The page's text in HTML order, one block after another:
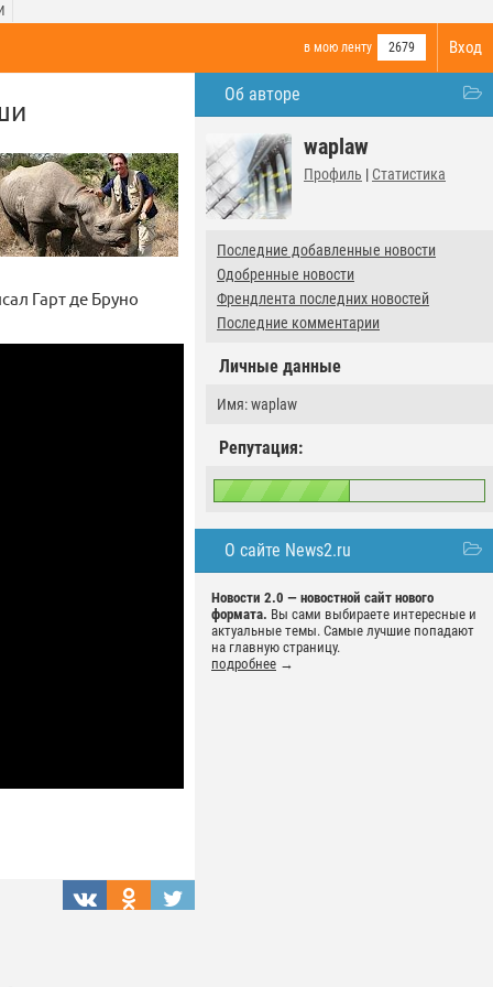
Вход
в мою ленту 2679
Об авторе
waplaw
Профиль | Статистика
Последние добавленные новости
Одобренные новости
Френдлента последних новостей
Последние комментарии
Личные данные
Имя: waplaw
Репутация:
О сайте News2.ru
Новости 2.0 — новостной сайт нового
формата. Вы сами выбираете интересные и
актуальные темы. Самые лучшие попадают
на главную страницу.
подробнее →
Гарт де Бруно